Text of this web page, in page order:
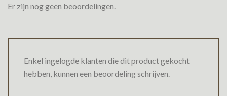
Er zijn nog geen beoordelingen.
Enkel ingelogde klanten die dit product gekocht
hebben, kunnen een beoordeling schrijven.